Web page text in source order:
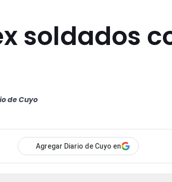
soldados
de Cuyo
Agregar Diario de Cuyo en